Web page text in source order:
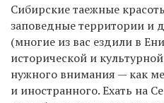
Сибирские таежные
заповедные территории и
(многие из вас ездили в
исторической и
нужного внимания — как
и иностранного.Ехать на